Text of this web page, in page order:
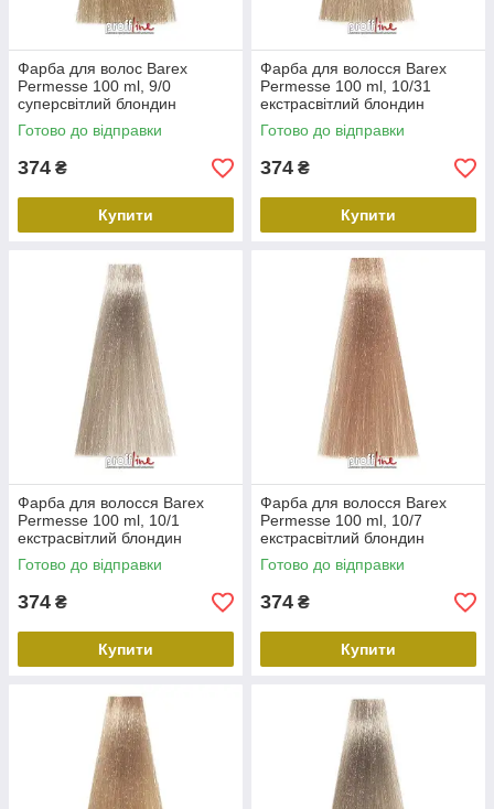
Фарба для волос Barex
Permesse 100 ml, 9/0
суперсвітлий блондин
Готово до відправки
374 ₴
Купити
Фарба для волосся Barex
Permesse 100 ml, 10/31
екстрасвітлий блондин
бежевий
Готово до відправки
374 ₴
Купити
Фарба для волосся Barex
Permesse 100 ml, 10/1
екстрасвітлий блондин
попелястий
Готово до відправки
374 ₴
Купити
Фарба для волосся Barex
Permesse 100 ml, 10/7
екстрасвітлий блондин
фіолетовий
Готово до відправки
374 ₴
Купити